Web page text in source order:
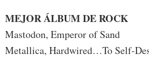
MEJOR ÁLBUM DE ROCK
Mastodon, Emperor of Sand
Metallica, Hardwired…To Self-